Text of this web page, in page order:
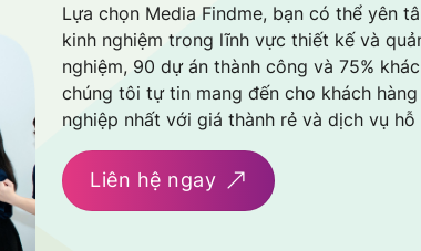
Lựa chọn Media Findme, bạn có thể yên
kinh nghiệm trong lĩnh vực thiết kế và
nghiệm, 90 dự án thành công và 75%
chúng tôi tự tin mang đến cho khách
nghiệp nhất với giá thành rẻ và dịch vụ
Liên hệ ngay